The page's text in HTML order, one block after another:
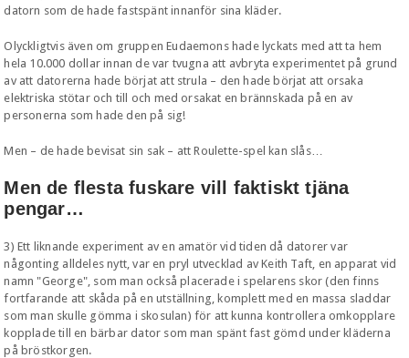
datorn som de hade fastspänt innanför sina kläder.
Olyckligtvis även om gruppen Eudaemons hade lyckats med att ta hem
hela 10.000 dollar innan de var tvugna att avbryta experimentet på grund
av att datorerna hade börjat att strula – den hade börjat att orsaka
elektriska stötar och till och med orsakat en brännskada på en av
personerna som hade den på sig!
Men – de hade bevisat sin sak – att Roulette-spel kan slås…
Men de flesta fuskare vill faktiskt tjäna
pengar…
3) Ett liknande experiment av en amatör vid tiden då datorer var
någonting alldeles nytt, var en pryl utvecklad av Keith Taft, en apparat vid
namn "George", som man också placerade i spelarens skor (den finns
fortfarande att skåda på en utställning, komplett med en massa sladdar
som man skulle gömma i skosulan) för att kunna kontrollera omkopplare
kopplade till en bärbar dator som man spänt fast gömd under kläderna
på bröstkorgen.